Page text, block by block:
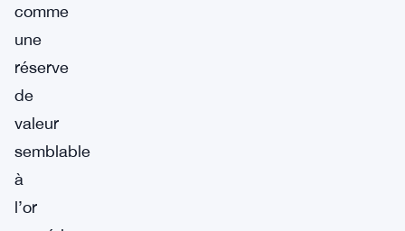
comme
une
réserve
de
valeur
semblable
à
l’or